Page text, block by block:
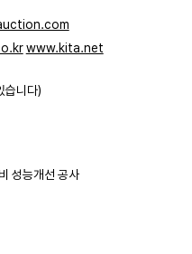
www.kita.net
습니다)
성능개선 공사